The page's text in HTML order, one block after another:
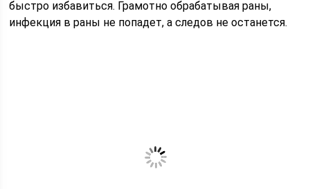
быстро избавиться. Грамотно обрабатывая раны,
инфекция в раны не попадет, а следов не останется.